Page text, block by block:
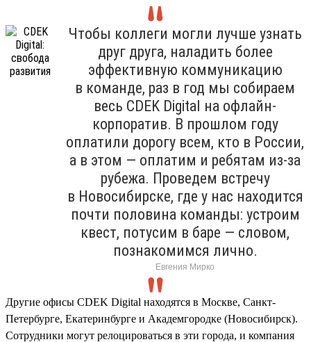
Чтобы коллеги могли лучше узнать
друг друга, наладить более
эффективную коммуникацию
в команде, раз в год мы собираем
весь CDEK Digital на офлайн-
корпоратив. В прошлом году
оплатили дорогу всем, кто в России,
а в этом — оплатим и ребятам из-за
рубежа. Проведем встречу
в Новосибирске, где у нас находится
почти половина команды: устроим
квест, потусим в баре — словом,
познакомимся лично.
Евгения Мирко
Другие офисы CDEK Digital находятся в Москве, Санкт-
Петербурге, Екатеринбурге и Академгородке (Новосибирск).
Сотрудники могут релоцироваться в эти города, и компания